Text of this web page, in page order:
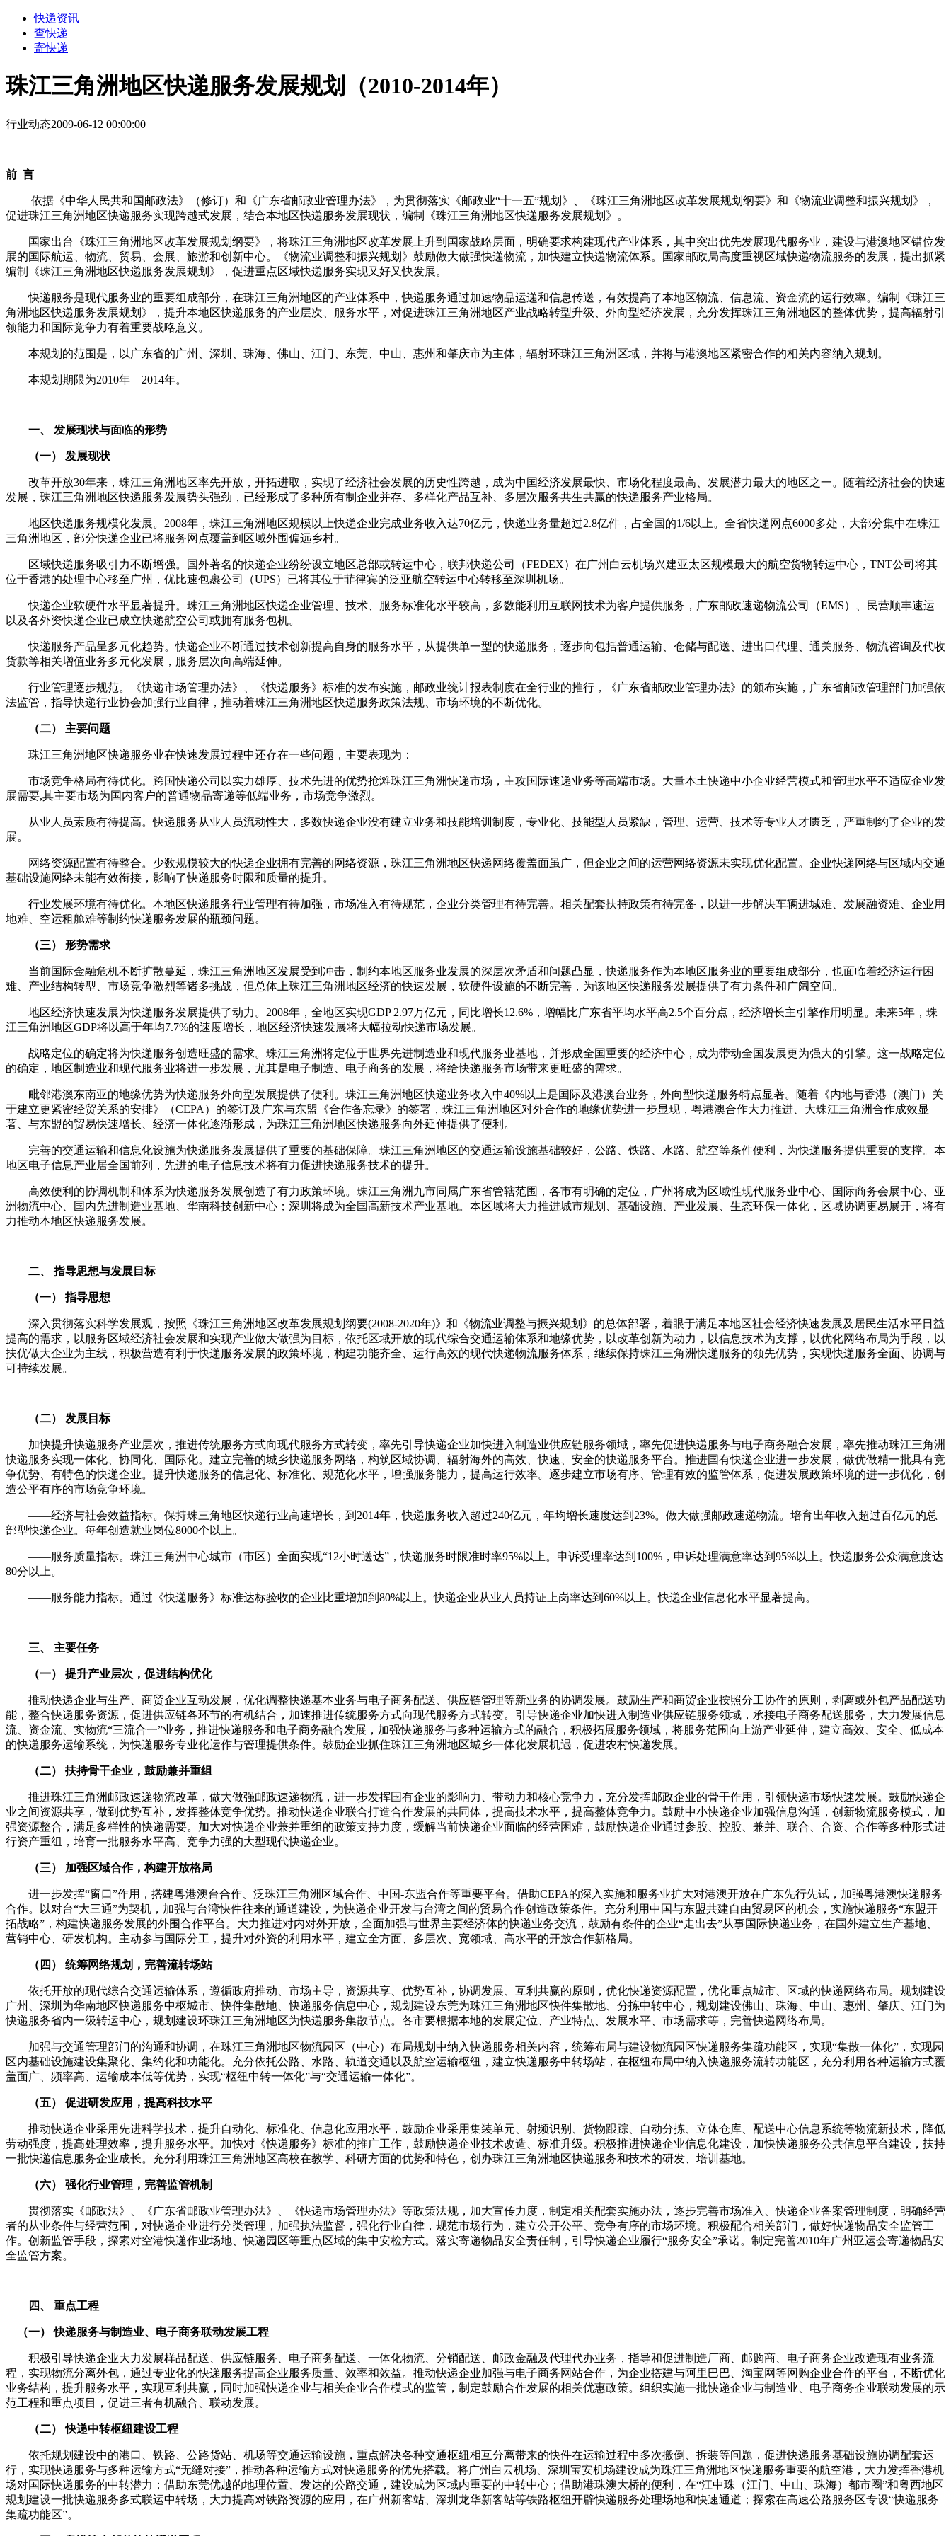
快递资讯
查快递
寄快递
珠江三角洲地区快递服务发展规划（2010-2014年）
行业动态2009-06-12 00:00:00
前 言
依据《中华人民共和国邮政法》（修订）和《广东省邮政业管理办法》，为贯彻落实《邮政业“十一五”规划》、《珠江三角洲地区改革发展规划纲要》和《物流业调整和振兴规划》，
促进珠江三角洲地区快递服务实现跨越式发展，结合本地区快递服务发展现状，编制《珠江三角洲地区快递服务发展规划》。
国家出台《珠江三角洲地区改革发展规划纲要》，将珠江三角洲地区改革发展上升到国家战略层面，明确要求构建现代产业体系，其中突出优先发展现代服务业，建设与港澳地区错位发
展的国际航运、物流、贸易、会展、旅游和创新中心。《物流业调整和振兴规划》鼓励做大做强快递物流，加快建立快递物流体系。国家邮政局高度重视区域快递物流服务的发展，提出抓紧
编制《珠江三角洲地区快递服务发展规划》，促进重点区域快递服务实现又好又快发展。
快递服务是现代服务业的重要组成部分，在珠江三角洲地区的产业体系中，快递服务通过加速物品运递和信息传送，有效提高了本地区物流、信息流、资金流的运行效率。编制《珠江三
角洲地区快递服务发展规划》，提升本地区快递服务的产业层次、服务水平，对促进珠江三角洲地区产业战略转型升级、外向型经济发展，充分发挥珠江三角洲地区的整体优势，提高辐射引
领能力和国际竞争力有着重要战略意义。
本规划的范围是，以广东省的广州、深圳、珠海、佛山、江门、东莞、中山、惠州和肇庆市为主体，辐射环珠江三角洲区域，并将与港澳地区紧密合作的相关内容纳入规划。
本规划期限为2010年—2014年。
一、 发展现状与面临的形势
（一） 发展现状
改革开放30年来，珠江三角洲地区率先开放，开拓进取，实现了经济社会发展的历史性跨越，成为中国经济发展最快、市场化程度最高、发展潜力最大的地区之一。随着经济社会的快速
发展，珠江三角洲地区快递服务发展势头强劲，已经形成了多种所有制企业并存、多样化产品互补、多层次服务共生共赢的快递服务产业格局。
地区快递服务规模化发展。 2008年，珠江三角洲地区规模以上快递企业完成业务收入达70亿元，快递业务量超过2.8亿件，占全国的1/6以上。全省快递网点6000多处，大部分集中在珠江
三角洲地区，部分快递企业已将服务网点覆盖到区域外围偏远乡村。
区域快递服务吸引力不断增强。国外著名的快递企业纷纷设立地区总部或转运中心，联邦快递公司（FEDEX）在广州白云机场兴建亚太区规模最大的航空货物转运中心， TNT公司将其
位于香港的处理中心移至广州，优比速包裹公司（UPS）已将其位于菲律宾的泛亚航空转运中心转移至深圳机场。
快递企业软硬件水平显著提升。珠江三角洲地区快递企业管理、技术、服务标准化水平较高，多数能利用互联网技术为客户提供服务，广东邮政速递物流公司（EMS）、民营顺丰速运
以及各外资快递企业已成立快递航空公司或拥有服务包机。
快递服务产品呈多元化趋势。快递企业不断通过技术创新提高自身的服务水平，从提供单一型的快递服务，逐步向包括普通运输、仓储与配送、进出口代理、通关服务、物流咨询及代收
货款等相关增值业务多元化发展，服务层次向高端延伸。
行业管理逐步规范。《快递市场管理办法》、《快递服务》标准的发布实施，邮政业统计报表制度在全行业的推行，《广东省邮政业管理办法》的颁布实施，广东省邮政管理部门加强依
法监管，指导快递行业协会加强行业自律，推动着珠江三角洲地区快递服务政策法规、市场环境的不断优化。
（二） 主要问题
珠江三角洲地区快递服务业在快速发展过程中还存在一些问题，主要表现为：
市场竞争格局有待优化。跨国快递公司以实力雄厚、技术先进的优势抢滩珠江三角洲快递市场，主攻国际速递业务等高端市场。大量本土快递中小企业经营模式和管理水平不适应企业发
展需要,其主要市场为国内客户的普通物品寄递等低端业务，市场竞争激烈。
从业人员素质有待提高。快递服务从业人员流动性大，多数快递企业没有建立业务和技能培训制度，专业化、技能型人员紧缺，管理、运营、技术等专业人才匮乏，严重制约了企业的发
展。
网络资源配置有待整合。少数规模较大的快递企业拥有完善的网络资源，珠江三角洲地区快递网络覆盖面虽广，但企业之间的运营网络资源未实现优化配置。企业快递网络与区域内交通
基础设施网络未能有效衔接，影响了快递服务时限和质量的提升。
行业发展环境有待优化。本地区快递服务行业管理有待加强，市场准入有待规范，企业分类管理有待完善。相关配套扶持政策有待完备，以进一步解决车辆进城难、发展融资难、企业用
地难、空运租舱难等制约快递服务发展的瓶颈问题。
（三） 形势需求
当前国际金融危机不断扩散蔓延，珠江三角洲地区发展受到冲击，制约本地区服务业发展的深层次矛盾和问题凸显，快递服务作为本地区服务业的重要组成部分，也面临着经济运行困
难、产业结构转型、市场竞争激烈等诸多挑战，但总体上珠江三角洲地区经济的快速发展，软硬件设施的不断完善，为该地区快递服务发展提供了有力条件和广阔空间。
地区经济快速发展为快递服务发展提供了动力。 2008年，全地区实现GDP 2.97万亿元，同比增长12.6% ，增幅比广东省平均水平高2.5个百分点，经济增长主引擎作用明显。未来5年，珠
江三角洲地区GDP将以高于年均7.7%的速度增长，地区经济快速发展将大幅拉动快递市场发展。
战略定位的确定将为快递服务创造旺盛的需求。珠江三角洲将定位于世界先进制造业和现代服务业基地，并形成全国重要的经济中心，成为带动全国发展更为强大的引擎。这一战略定位
的确定，地区制造业和现代服务业将进一步发展，尤其是电子制造、电子商务的发展，将给快递服务市场带来更旺盛的需求。
毗邻港澳东南亚的地缘优势为快递服务外向型发展提供了便利。珠江三角洲地区快递业务收入中40%以上是国际及港澳台业务，外向型快递服务特点显著。随着《内地与香港（澳门）关
于建立更紧密经贸关系的安排》（CEPA ）的签订及广东与东盟《合作备忘录》的签署，珠江三角洲地区对外合作的地缘优势进一步显现，粤港澳合作大力推进、大珠江三角洲合作成效显
著、与东盟的贸易快速增长、经济一体化逐渐形成，为珠江三角洲地区快递服务向外延伸提供了便利。
完善的交通运输和信息化设施为快递服务发展提供了重要的基础保障。珠江三角洲地区的交通运输设施基础较好，公路、铁路、水路、航空等条件便利，为快递服务提供重要的支撑。本
地区电子信息产业居全国前列，先进的电子信息技术将有力促进快递服务技术的提升。
高效便利的协调机制和体系为快递服务发展创造了有力政策环境。珠江三角洲九市同属广东省管辖范围，各市有明确的定位，广州将成为区域性现代服务业中心、国际商务会展中心、亚
洲物流中心、国内先进制造业基地、华南科技创新中心；深圳将成为全国高新技术产业基地。本区域将大力推进城市规划、基础设施、产业发展、生态环保一体化，区域协调更易展开，将有
力推动本地区快递服务发展。
二、 指导思想与发展目标
（一） 指导思想
深入贯彻落实科学发展观，按照《珠江三角洲地区改革发展规划纲要(2008-2020年)》和《物流业调整与振兴规划》的总体部署，着眼于满足本地区社会经济快速发展及居民生活水平日益
提高的需求，以服务区域经济社会发展和实现产业做大做强为目标，依托区域开放的现代综合交通运输体系和地缘优势，以改革创新为动力，以信息技术为支撑，以优化网络布局为手段，以
扶优做大企业为主线，积极营造有利于快递服务发展的政策环境，构建功能齐全、运行高效的现代快递物流服务体系，继续保持珠江三角洲快递服务的领先优势，实现快递服务全面、协调与
可持续发展。
（二） 发展目标
加快提升快递服务产业层次，推进传统服务方式向现代服务方式转变，率先引导快递企业加快进入制造业供应链服务领域，率先促进快递服务与电子商务融合发展，率先推动珠江三角洲
快递服务实现一体化、协同化、国际化。建立完善的城乡快递服务网络，构筑区域协调、辐射海外的高效、快速、安全的快递服务平台。推进国有快递企业进一步发展，做优做精一批具有竞
争优势、有特色的快递企业。提升快递服务的信息化、标准化、规范化水平，增强服务能力，提高运行效率。逐步建立市场有序、管理有效的监管体系，促进发展政策环境的进一步优化，创
造公平有序的市场竞争环境。
——经济与社会效益指标。保持珠三角地区快递行业高速增长，到 2014年，快递服务收入超过240亿元，年均增长速度达到 23%。做大做强邮政速递物流。培育出年收入超过百亿元的总
部型快递企业。每年创造就业岗位8000个以上。
——服务质量指标。珠江三角洲中心城市（市区）全面实现“12小时送达” ，快递服务时限准时率95%以上。申诉受理率达到 100% ，申诉处理满意率达到 95%以上。快递服务公众满意度达
80分以上。
——服务能力指标。通过《快递服务》标准达标验收的企业比重增加到 80%以上。快递企业从业人员持证上岗率达到 60%以上。快递企业信息化水平显著提高。
三、 主要任务
（一） 提升产业层次，促进结构优化
推动快递企业与生产、商贸企业互动发展，优化调整快递基本业务与电子商务配送、供应链管理等新业务的协调发展。鼓励生产和商贸企业按照分工协作的原则，剥离或外包产品配送功
能，整合快递服务资源，促进供应链各环节的有机结合，加速推进传统服务方式向现代服务方式转变。引导快递企业加快进入制造业供应链服务领域，承接电子商务配送服务，大力发展信息
流、资金流、实物流“三流合一”业务，推进快递服务和电子商务融合发展，加强快递服务与多种运输方式的融合，积极拓展服务领域，将服务范围向上游产业延伸，建立高效、安全、低成本
的快递服务运输系统，为快递服务专业化运作与管理提供条件。鼓励企业抓住珠江三角洲地区城乡一体化发展机遇，促进农村快递发展。
（二） 扶持骨干企业，鼓励兼并重组
推进珠江三角洲邮政速递物流改革，做大做强邮政速递物流，进一步发挥国有企业的影响力、带动力和核心竞争力，充分发挥邮政企业的骨干作用，引领快递市场快速发展。鼓励快递企
业之间资源共享，做到优势互补，发挥整体竞争优势。推动快递企业联合打造合作发展的共同体，提高技术水平，提高整体竞争力。鼓励中小快递企业加强信息沟通，创新物流服务模式，加
强资源整合，满足多样性的快递需要。加大对快递企业兼并重组的政策支持力度，缓解当前快递企业面临的经营困难，鼓励快递企业通过参股、控股、兼并、联合、合资、合作等多种形式进
行资产重组，培育一批服务水平高、竞争力强的大型现代快递企业。
（三） 加强区域合作，构建开放格局
进一步发挥“窗口”作用，搭建粤港澳台合作、泛珠江三角洲区域合作、中国-东盟合作等重要平台。借助CEPA的深入实施和服务业扩大对港澳开放在广东先行先试，加强粤港澳快递服务
合作。以对台“大三通”为契机，加强与台湾快件往来的通道建设，为快递企业开发与台湾之间的贸易合作创造政策条件。充分利用中国与东盟共建自由贸易区的机会，实施快递服务“东盟开
拓战略” ，构建快递服务发展的外围合作平台。大力推进对内对外开放，全面加强与世界主要经济体的快递业务交流，鼓励有条件的企业“走出去”从事国际快递业务，在国外建立生产基地、
营销中心、研发机构。主动参与国际分工，提升对外资的利用水平，建立全方面、多层次、宽领域、高水平的开放合作新格局。
（四） 统筹网络规划，完善流转场站
依托开放的现代综合交通运输体系，遵循政府推动、市场主导，资源共享、优势互补，协调发展、互利共赢的原则，优化快递资源配置，优化重点城市、区域的快递网络布局。规划建设
广州、深圳为华南地区快递服务中枢城市、快件集散地、快递服务信息中心，规划建设东莞为珠江三角洲地区快件集散地、分拣中转中心，规划建设佛山、珠海、中山、惠州、肇庆、江门为
快递服务省内一级转运中心，规划建设环珠江三角洲地区为快递服务集散节点。各市要根据本地的发展定位、产业特点、发展水平、市场需求等，完善快递网络布局。
加强与交通管理部门的沟通和协调，在珠江三角洲地区物流园区（中心）布局规划中纳入快递服务相关内容，统筹布局与建设物流园区快递服务集疏功能区，实现“集散一体化” ，实现园
区内基础设施建设集聚化、集约化和功能化。充分依托公路、水路、轨道交通以及航空运输枢纽，建立快递服务中转场站，在枢纽布局中纳入快递服务流转功能区，充分利用各种运输方式覆
盖面广、频率高、运输成本低等优势，实现“枢纽中转一体化”与“交通运输一体化”。
（五） 促进研发应用，提高科技水平
推动快递企业采用先进科学技术，提升自动化、标准化、信息化应用水平，鼓励企业采用集装单元、射频识别、货物跟踪、自动分拣、立体仓库、配送中心信息系统等物流新技术，降低
劳动强度，提高处理效率，提升服务水平。加快对《快递服务》标准的推广工作，鼓励快递企业技术改造、标准升级。积极推进快递企业信息化建设，加快快递服务公共信息平台建设，扶持
一批快递信息服务企业成长。充分利用珠江三角洲地区高校在教学、科研方面的优势和特色，创办珠江三角洲地区快递服务和技术的研发、培训基地。
（六） 强化行业管理，完善监管机制
贯彻落实《邮政法》、《广东省邮政业管理办法》、《快递市场管理办法》等政策法规，加大宣传力度，制定相关配套实施办法，逐步完善市场准入、快递企业备案管理制度，明确经营
者的从业条件与经营范围，对快递企业进行分类管理，加强执法监督，强化行业自律，规范市场行为，建立公开公平、竞争有序的市场环境。积极配合相关部门，做好快递物品安全监管工
作。创新监管手段，探索对空港快递作业场地、快递园区等重点区域的集中安检方式。落实寄递物品安全责任制，引导快递企业履行“服务安全”承诺。制定完善2010年广州亚运会寄递物品安
全监管方案。
四、 重点工程
（一） 快递服务与制造业、电子商务联动发展工程
积极引导快递企业大力发展样品配送、供应链服务、电子商务配送、一体化物流、分销配送、邮政金融及代理代办业务，指导和促进制造厂商、邮购商、电子商务企业改造现有业务流
程，实现物流分离外包，通过专业化的快递服务提高企业服务质量、效率和效益。推动快递企业加强与电子商务网站合作，为企业搭建与阿里巴巴、淘宝网等网购企业合作的平台，不断优化
业务结构，提升服务水平，实现互利共赢，同时加强快递企业与相关企业合作模式的监管，制定鼓励合作发展的相关优惠政策。组织实施一批快递企业与制造业、电子商务企业联动发展的示
范工程和重点项目，促进三者有机融合、联动发展。
（二） 快递中转枢纽建设工程
依托规划建设中的港口、铁路、公路货站、机场等交通运输设施，重点解决各种交通枢纽相互分离带来的快件在运输过程中多次搬倒、拆装等问题，促进快递服务基础设施协调配套运
行，实现快递服务与多种运输方式“无缝对接” ，推动各种运输方式对快递服务的优先搭载。将广州白云机场、深圳宝安机场建设成为珠江三角洲地区快递服务重要的航空港，大力发挥香港机
场对国际快递服务的中转潜力；借助东莞优越的地理位置、发达的公路交通，建设成为区域内重要的中转中心；借助港珠澳大桥的便利，在“江中珠（江门、中山、珠海）都市圈”和粤西地区
规划建设一批快递服务多式联运中转场，大力提高对铁路资源的应用，在广州新客站、深圳龙华新客站等铁路枢纽开辟快递服务处理场地和快速通道；探索在高速公路服务区专设“快递服务
集疏功能区”。